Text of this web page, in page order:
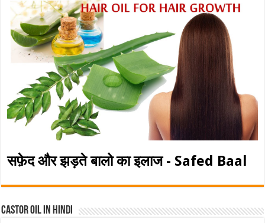
सफ़ेद और झड़ते बालो का इलाज - Safed Baal
Castor Oil In Hindi